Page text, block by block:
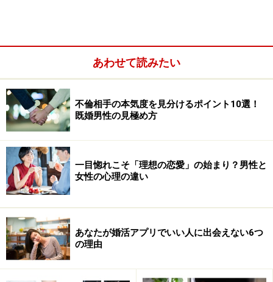
あわせて読みたい
不倫相手の本気度を見分けるポイント10選！
既婚男性の見極め方
一目惚れこそ「理想の恋愛」の始まり？男性と
女性の心理の違い
あなたが婚活アプリでいい人に出会えない6つ
の理由